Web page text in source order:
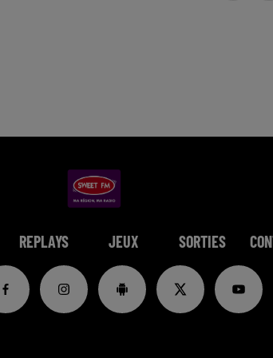
REPLAYS JEUX SORTIES